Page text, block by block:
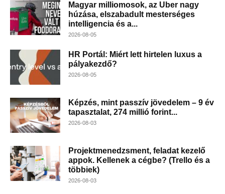
Magyar milliomosok, az Uber nagy
húzása, elszabadult mesterséges
intelligencia és a...
2026-08-05
HR Portál: Miért lett hirtelen luxus a
pályakezdő?
2026-08-05
Képzés, mint passzív jövedelem – 9 év
tapasztalat, 274 millió forint...
2026-08-03
Projektmenedzsment, feladat kezelő
appok. Kellenek a cégbe? (Trello és a
többiek)
2026-08-03